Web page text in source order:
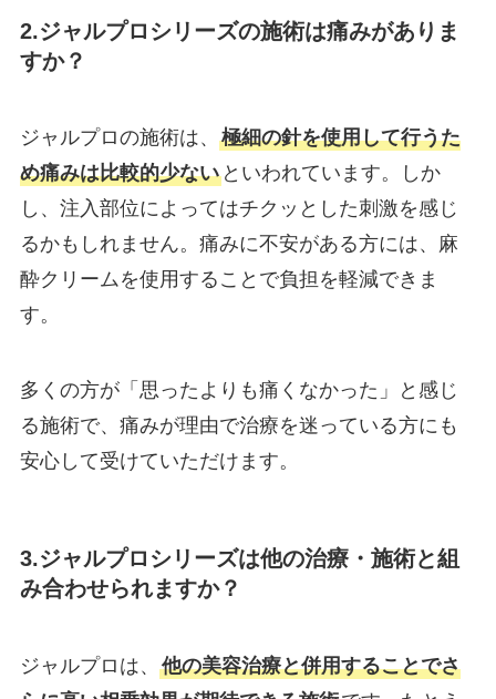
2.ジャルプロシリーズの施術は痛みがありま
すか？
ジャルプロの施術は、 極細の針を使用して行うた
め痛みは比較的少ないといわれています。しか
し、注入部位によってはチクッとした刺激を感じ
るかもしれません。痛みに不安がある方には、麻
酔クリームを使用することで負担を軽減できま
す。
多くの方が「思ったよりも痛くなかった」と感じ
る施術で、痛みが理由で治療を迷っている方にも
安心して受けていただけます。
3.ジャルプロシリーズは他の治療・施術と組
み合わせられますか？
ジャルプロは、 他の美容治療と併用することでさ